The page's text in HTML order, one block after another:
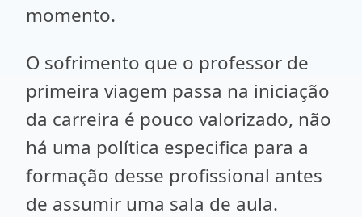
momento.
O sofrimento que o professor de
primeira viagem passa na iniciação
da carreira é pouco valorizado, não
há uma política especifica para a
formação desse profissional antes
de assumir uma sala de aula.